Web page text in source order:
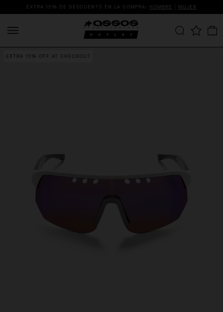
EXTRA 15% DE DESCUENTO EN LA COMPRA: HOMBRE | MUJER
EXTRA 15% OFF AT CHECKOUT